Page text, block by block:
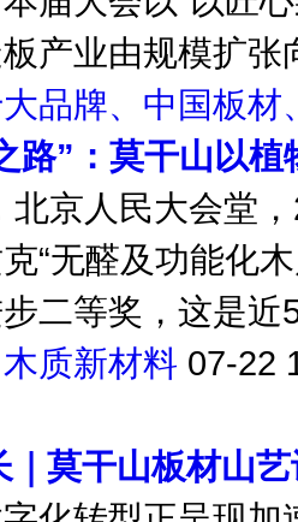
届大会以“以匠
产业由规模扩张
品牌、中国板材
路”：莫干山以
北京人民大会堂
“无醛及功能化
二等奖，这是近
质新材料
｜莫干山板材山